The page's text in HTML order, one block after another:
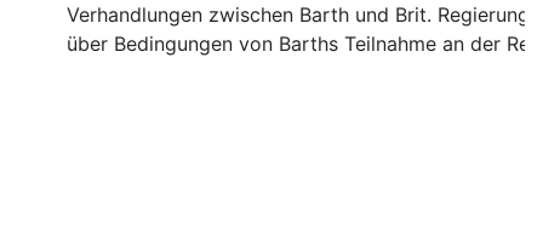
Verhandlungen zwischen Barth und Brit. Regierung
über Bedingungen von Barths Teilnahme an der